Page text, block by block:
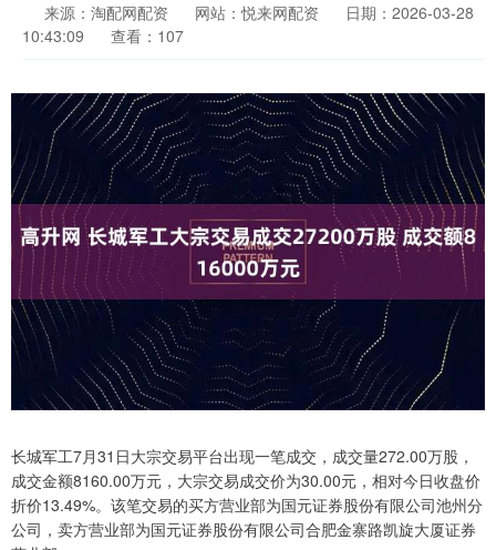
来源：淘配网配资 网站：悦来网配资
日期：2026-03-28
10:43:09
查看：107
长城军工7月31日大宗交易平台出现一笔成交，成交量272.00万股，
成交金额8160.00万元，大宗交易成交价为30.00元，相对今日收盘价
折价13.49%。该笔交易的买方营业部为国元证券股份有限公司池州分
公司，卖方营业部为国元证券股份有限公司合肥金寨路凯旋大厦证券